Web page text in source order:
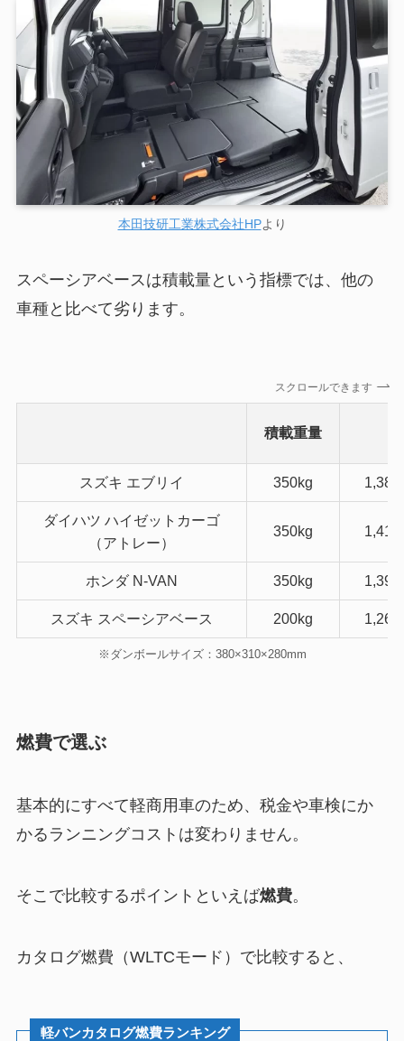
本田技研工業株式会社HPより
スペーシアベースは積載量という指標では、他の
車種と比べて劣ります。
スクロールできます
積載重量
スズキ エブリイ 350kg
ダイハツ ハイゼットカーゴ
（アトレー）
350kg
ホンダ N-VAN 350kg
スズキ スペーシアベース 200kg
※ダンボールサイズ：380×310×280mm
燃費で選ぶ
基本的にすべて軽商用車のため、税金や車検にか
かるランニングコストは変わりません。
そこで比較するポイントといえば燃費。
カタログ燃費（WLTCモード）で比較すると、
軽バンカタログ燃費ランキング